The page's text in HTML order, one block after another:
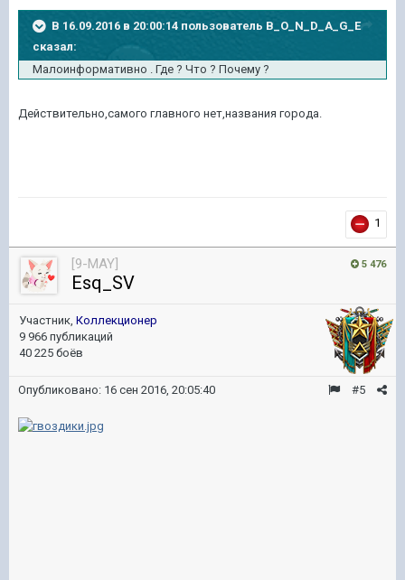
В 16.09.2016 в 20:00:14 пользователь B_O_N_D_A_G_E
сказал:
Малоинформативно . Где ? Что ? Почему ?
Действительно,самого главного нет,названия города.
1
5 476
[9-MAY]
Esq_SV
Участник, Коллекционер
9 966 публикаций
40 225 боёв
#5
Опубликовано: 16 сен 2016, 20:05:40